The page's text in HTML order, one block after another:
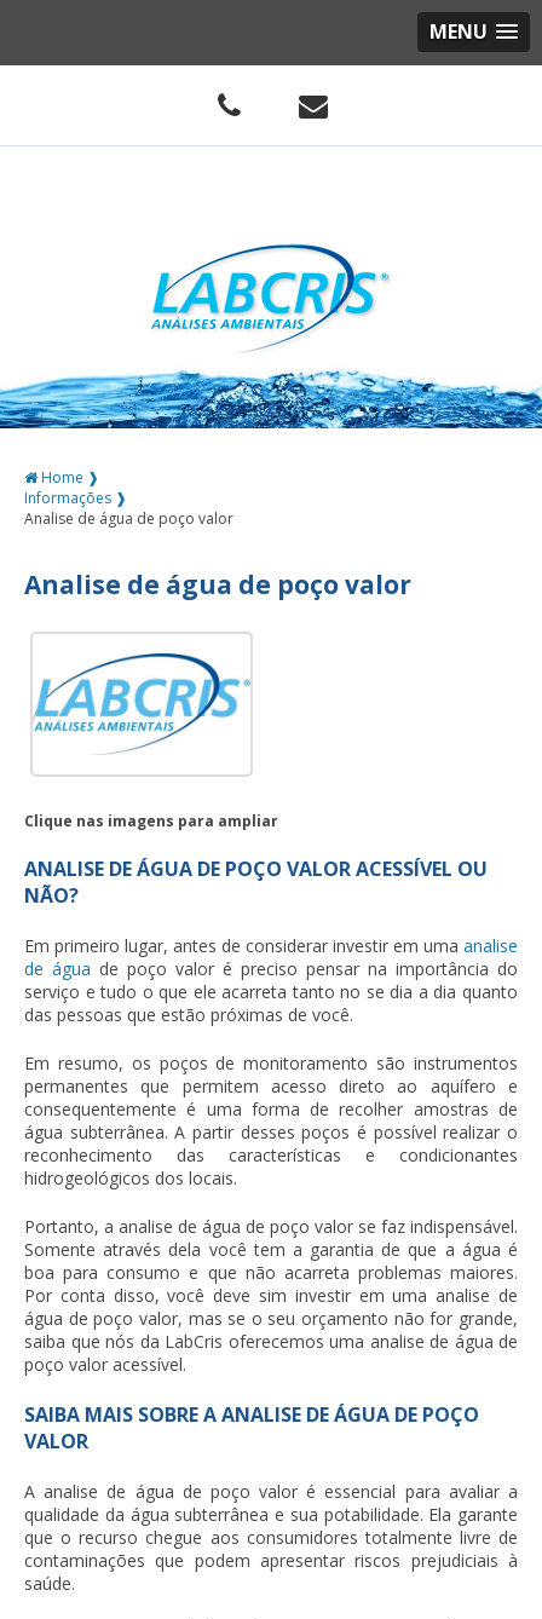
MENU
Home ❱
Informações ❱
Analise de água de poço valor
Analise de água de poço valor
Clique nas imagens para ampliar
ANALISE DE ÁGUA DE POÇO VALOR ACESSÍVEL OU
NÃO?
Em primeiro lugar, antes de considerar investir em uma analise
de água de poço valor é preciso pensar na importância do
serviço e tudo o que ele acarreta tanto no se dia a dia quanto
das pessoas que estão próximas de você.
Em resumo, os poços de monitoramento são instrumentos
permanentes que permitem acesso direto ao aquífero e
consequentemente é uma forma de recolher amostras de
água subterrânea. A partir desses poços é possível realizar o
reconhecimento das características e condicionantes
hidrogeológicos dos locais.
Portanto, a analise de água de poço valor se faz indispensável.
Somente através dela você tem a garantia de que a água é
boa para consumo e que não acarreta problemas maiores.
Por conta disso, você deve sim investir em umaanalise de
água de poço valor, mas se o seu orçamento não for grande,
saiba que nós da LabCris oferecemos uma analise de água de
poço valor acessível.
SAIBA MAIS SOBRE A ANALISE DE ÁGUA DE POÇO
VALOR
Aanalise de água de poço valor é essencial para avaliar a
qualidade da água subterrânea e sua potabilidade. Ela garante
que o recurso chegue aos consumidores totalmente livre de
contaminações que podem apresentar riscos prejudiciais à
saúde.